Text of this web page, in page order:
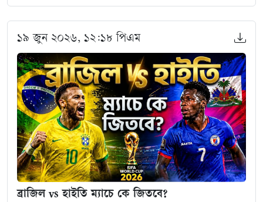
১৯ জুন ২০২৬, ১২:১৮ পিএম
ব্রাজিল vs হাইতি ম্যাচে কে জিতবে?